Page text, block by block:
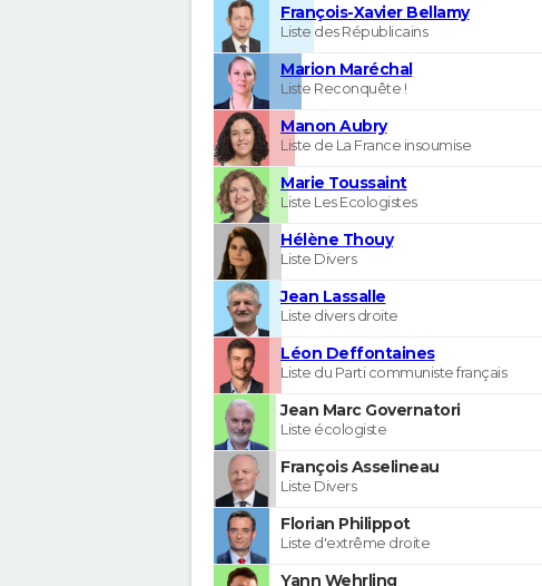
François-Xavier Bellamy
Liste des Républicains
Marion Maréchal
Liste Reconquête !
Manon Aubry
Liste de La France insoumise
Marie Toussaint
Liste Les Ecologistes
Hélène Thouy
Liste Divers
Jean Lassalle
Liste divers droite
Léon Deffontaines
Liste du Parti communiste français
Jean Marc Governatori
Liste écologiste
François Asselineau
Liste Divers
Florian Philippot
Liste d'extrême droite
Yann Wehrling